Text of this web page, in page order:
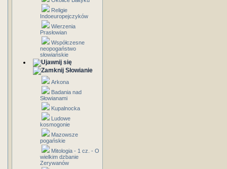
Religie
Indoeuropejczyków
Wierzenia
Prasłowian
Współczesne
neopogaństwo
słowiańskie
Słowianie
Arkona
Badania nad
Słowianami
Kupalnocka
Ludowe
kosmogonie
Mazowsze
pogańskie
Mitologia - 1 cz. - O
wielkim dzbanie
Zerywanów